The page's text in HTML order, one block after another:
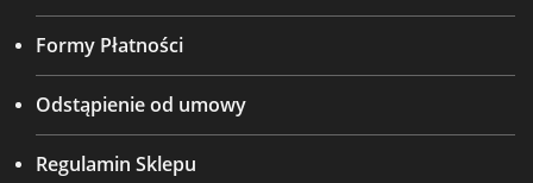
Formy Płatności
Odstąpienie od umowy
Regulamin Sklepu